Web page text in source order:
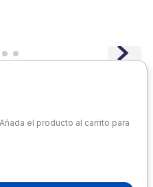
el producto al carrito para